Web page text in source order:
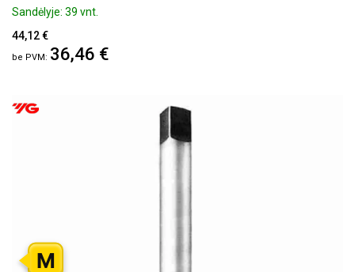
Sandėlyje: 39 vnt.
44,12 €
36,46 €
M